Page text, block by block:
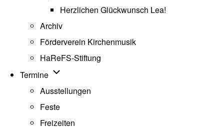
Herzlichen Glückwunsch Lea!
Archiv
Förderverein Kirchenmusik
HaReFS-Stiftung
Termine Unternavigation von Termine
Ausstellungen
Feste
Freizeiten